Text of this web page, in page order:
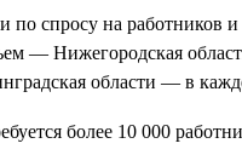
спросу на работников
— Нижегородская
области — в